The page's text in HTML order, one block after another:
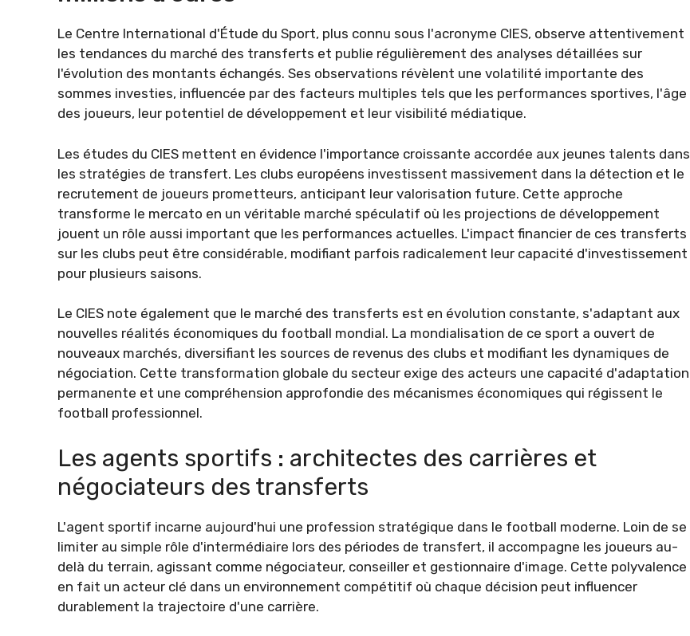
Le Centre International d'Étude du Sport, plus connu sous l'acronyme CIES, observe attentivement
les tendances du marché des transferts et publie régulièrement des analyses détaillées sur
l'évolution des montants échangés. Ses observations révèlent une volatilité importante des
sommes investies, influencée par des facteurs multiples tels que les performances sportives, l'âge
des joueurs, leur potentiel de développement et leur visibilité médiatique.
Les études du CIES mettent en évidence l'importance croissante accordée aux jeunes talents dans
les stratégies de transfert. Les clubs européens investissent massivement dans la détection et le
recrutement de joueurs prometteurs, anticipant leur valorisation future. Cette approche
transforme le mercato en un véritable marché spéculatif où les projections de développement
jouent un rôle aussi important que les performances actuelles. L'impact financier de ces transferts
sur les clubs peut être considérable, modifiant parfois radicalement leur capacité d'investissement
pour plusieurs saisons.
Le CIES note également que le marché des transferts est en évolution constante, s'adaptant aux
nouvelles réalités économiques du football mondial. La mondialisation de ce sport a ouvert de
nouveaux marchés, diversifiant les sources de revenus des clubs et modifiant les dynamiques de
négociation. Cette transformation globale du secteur exige des acteurs une capacité d'adaptation
permanente et une compréhension approfondie des mécanismes économiques qui régissent le
football professionnel.
Les agents sportifs : architectes des carrières et
négociateurs des transferts
L'agent sportif incarne aujourd'hui une profession stratégique dans le football moderne. Loin de se
limiter au simple rôle d'intermédiaire lors des périodes de transfert, il accompagne les joueurs au-
delà du terrain, agissant comme négociateur, conseiller et gestionnaire d'image. Cette polyvalence
en fait un acteur clé dans un environnement compétitif où chaque décision peut influencer
durablement la trajectoire d'une carrière.